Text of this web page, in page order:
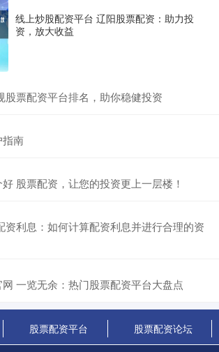
线上炒股配资平台 辽阳股票配资：助力投
资，放大收益
股票配资平台排名，助你稳健投资
指南
股票配资，让您的投资更上一层楼！
资利息：如何计算配资利息并进行合理的资
一览无余：热门股票配资平台大盘点
股票配资平台 股票配资论坛